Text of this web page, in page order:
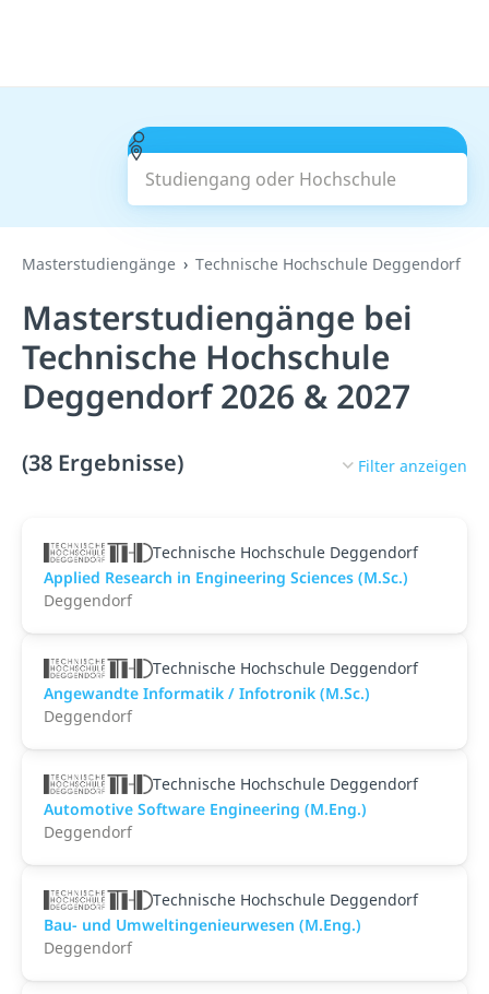
Studiengang oder Hochschule
Suchen
Masterstudiengänge Technische Hochschule Deggendorf
Masterstudiengänge bei
Technische Hochschule
Deggendorf 2026 & 2027
(38 Ergebnisse) Filter anzeigen
Technische Hochschule Deggendorf
Applied Research in Engineering Sciences (M.Sc.)
Deggendorf
Technische Hochschule Deggendorf
Angewandte Informatik / Infotronik (M.Sc.)
Deggendorf
Technische Hochschule Deggendorf
Automotive Software Engineering (M.Eng.)
Deggendorf
Technische Hochschule Deggendorf
Bau- und Umweltingenieurwesen (M.Eng.)
Deggendorf